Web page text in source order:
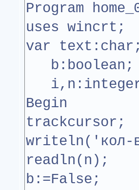
Program
uses wincrt;
var
b:boolean;
Begin
trackcursor;
writeln('кол-
readln(n);
b:=False;